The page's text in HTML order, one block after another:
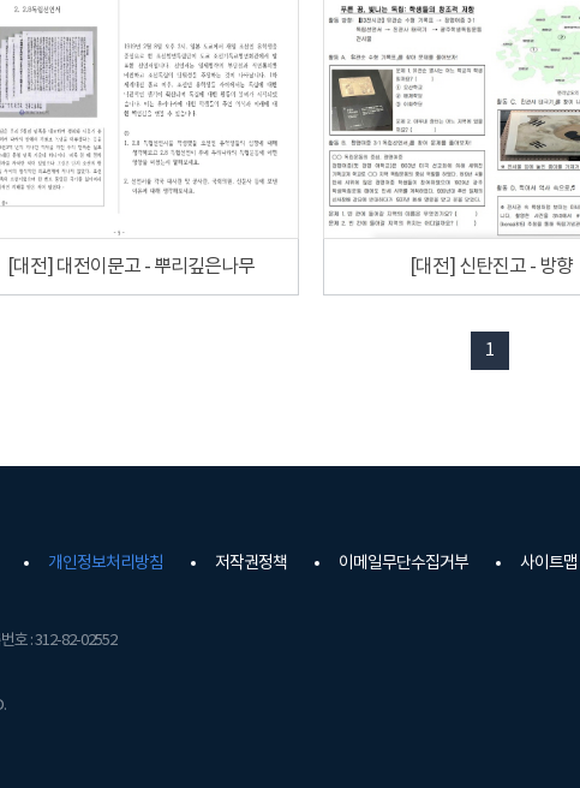
[대전] 대전이문고 - 뿌리깊은나무 [대전] 신탄진고 - 방향
1
개인정보처리방침 저작권정책 이메일무단수집거부 사이트맵
호 : 312-82-02552